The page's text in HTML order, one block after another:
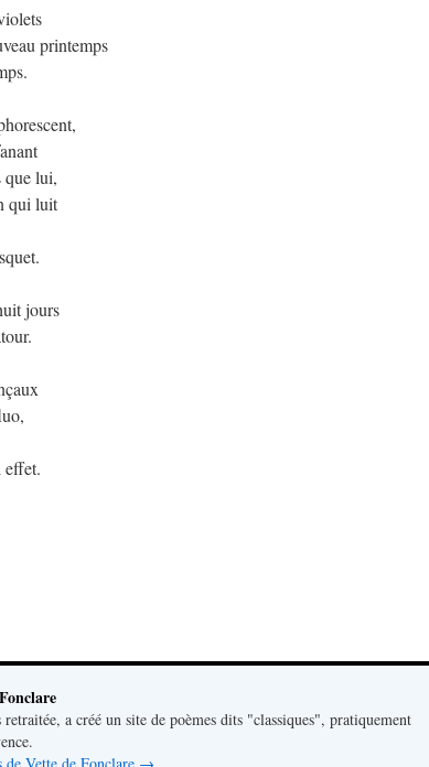
printemps
que lui,
qui luit
jours
effet.
retraitée, a créé un site de poèmes dits "classiques", pratiquement